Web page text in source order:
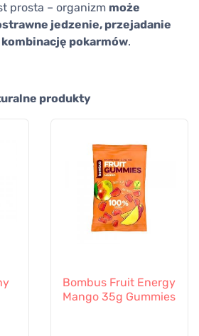
prosta – organizm może
jedzenie, przejadanie
pokarmów.
produkty
Bombus Fruit Energy
Mango 35g Gummies